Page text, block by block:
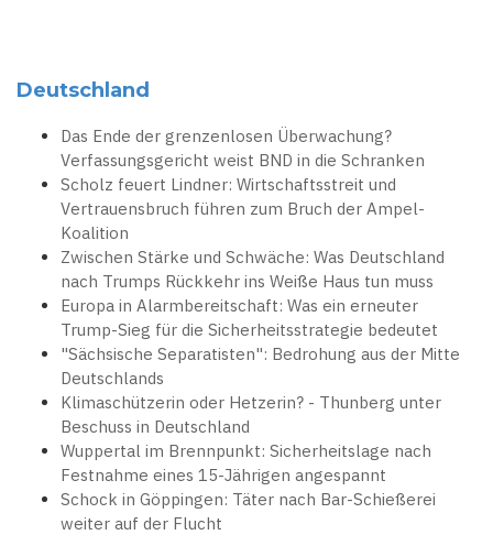
Deutschland
Das Ende der grenzenlosen Überwachung?
Verfassungsgericht weist BND in die Schranken
Scholz feuert Lindner: Wirtschaftsstreit und
Vertrauensbruch führen zum Bruch der Ampel-
Koalition
Zwischen Stärke und Schwäche: Was Deutschland
nach Trumps Rückkehr ins Weiße Haus tun muss
Europa in Alarmbereitschaft: Was ein erneuter
Trump-Sieg für die Sicherheitsstrategie bedeutet
"Sächsische Separatisten": Bedrohung aus der Mitte
Deutschlands
Klimaschützerin oder Hetzerin? - Thunberg unter
Beschuss in Deutschland
Wuppertal im Brennpunkt: Sicherheitslage nach
Festnahme eines 15-Jährigen angespannt
Schock in Göppingen: Täter nach Bar-Schießerei
weiter auf der Flucht